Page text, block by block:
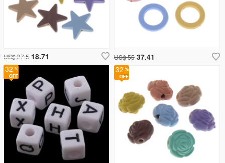
US$ 27.5 18.71 US$ 55 37.41
32 32